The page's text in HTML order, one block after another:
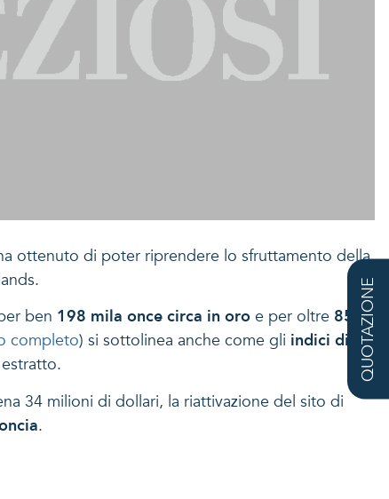
ottenuto di poter riprendere lo sfruttamento della
ben 198 mila once circa in oro e per oltre 851
completo) si sottolinea anche come gli indici di
34 milioni di dollari, la riattivazione del sito di
.
QUOTAZIONE